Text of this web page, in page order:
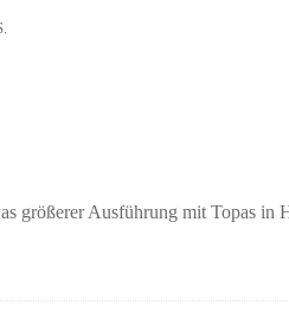
größerer Ausführung mit Topas